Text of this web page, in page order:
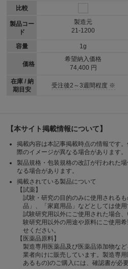
比較
製品コー
ド
容量
価格
在庫 / 納
期目安
製造元
21-1200
1g
希望納入価格
74,400 円
受注後2～3週間程度 ※
【本サイト掲載情報について】
掲載内容は本記事掲載時点の情報です
際のイメージが異なる場合があります。
製品規格・包装規格の改訂が行われた
なる場合があります。
掲載されている製品について
【試薬】
試験・研究の目的のみに使用される
品」、「家庭用品」などとしては使用
試験研究用以外にご使用された場合
験研究用以外の用途や原料にご使用
せください。
【医薬品原料】
製造専用医薬品及び医薬品添加物な
業者向けに販売しています。製造専
あるもの)のご購入には、確認書が必要